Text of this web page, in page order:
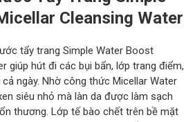
Cleansing Water
tẩy trang Simple Water Boost
giúp hút đi các bụi bẩn, lớp trang điểm,
ngày. Nhờ công thức Micellar Water
siêu nhỏ mà làn da được làm sạch
thương. Lớp tế bào chết trên bề mặt